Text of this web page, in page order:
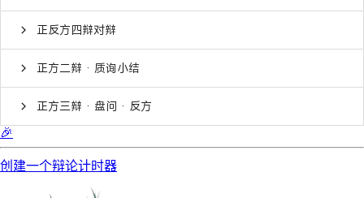
正反方四辩对辩
正方二辩 · 质询小结
正方三辩 · 盘问 · 反方
🎉
创建一个辩论计时器